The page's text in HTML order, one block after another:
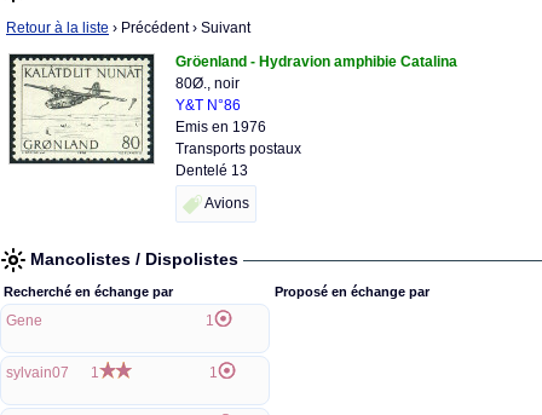
Retour à la liste › Précédent› Suivant
Gröenland - Hydravion amphibie Catalina
80Ø., noir
Y&T N°86
Emis en 1976
Transports postaux
Dentelé 13
Avions
Mancolistes / Dispolistes
Recherché en échange par
Gene 1
sylvain07 1 1
Proposé en échange par